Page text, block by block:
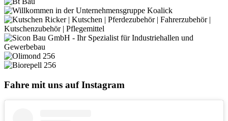
Fahre mit uns auf Instagram